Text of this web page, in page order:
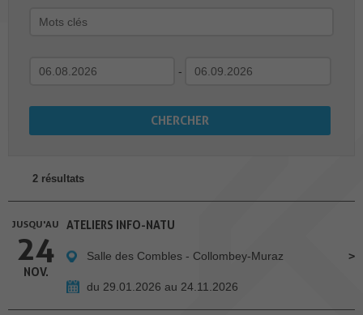
-
2 résultats
JUSQU'AU
24
NOV.
ATELIERS INFO-NATU
Salle des Combles - Collombey-Muraz
du 29.01.2026 au 24.11.2026